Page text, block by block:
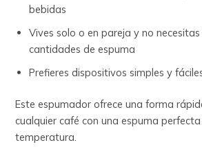
bebidas
Vives solo o en pareja y no
cantidades de espuma
Prefieres dispositivos simples y
Este espumador ofrece una forma
cualquier café con una espuma
temperatura.